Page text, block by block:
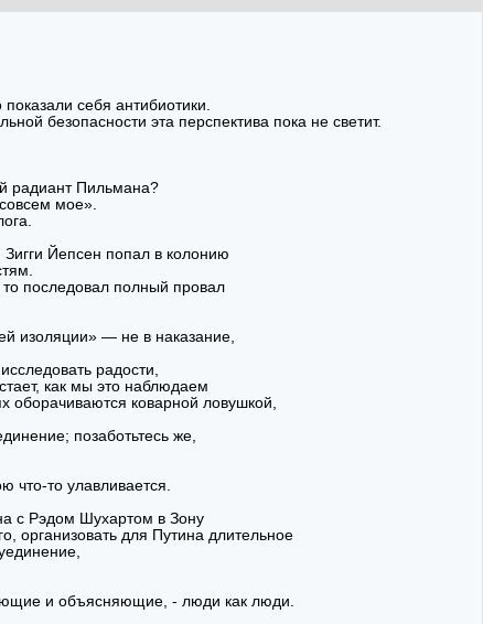
себя антибиотики.
безопасности эта перспектива пока не светит.
радиант Пильмана?
мое».
Йепсен попал в колонию
то последовал полный провал
изоляции» — не в наказание,
радости,
как мы это наблюдаем
оборачиваются коварной ловушкой,
позаботьтесь же,
то улавливается.
с Рэдом Шухартом в Зону
организовать для Путина длительное
и объясняющие, - люди как люди.